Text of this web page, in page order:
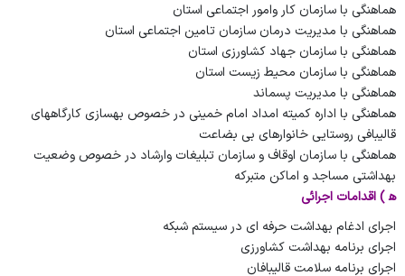
هماهنگی با سازمان کار وامور اجتماعی استان
هماهنگی با مدیریت درمان سازمان تامین اجتماعی استان
هماهنگی با سازمان جهاد کشاورزی استان
هماهنگی با سازمان محیط زیست استان
هماهنگی با مدیریت پسماند
هماهنگی با اداره کمیته امداد امام خمینی در خصوص بهسازی کارگاههای
قالیبافی روستایی خانوارهای بی بضاعت
هماهنگی با سازمان اوقاف و سازمان تبلیغات وارشاد در خصوص وضعیت
بهداشتی مساجد و اماکن متبرکه
ه‍ ) اقدامات اجرائی
اجرای ادغام بهداشت حرفه ای در سیستم شبکه
اجرای برنامه بهداشت کشاورزی
اجرای برنامه سلامت قالیبافان